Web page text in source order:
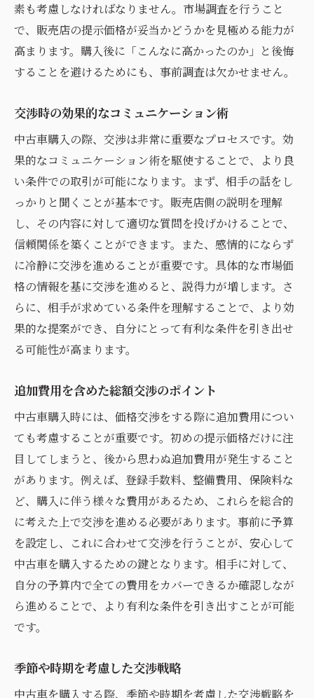
素も考慮しなければなりません。市場調査を行うこと
で、販売店の提示価格が妥当かどうかを見極める能力が
高まります。購入後に「こんなに高かったのか」と後悔
することを避けるためにも、事前調査は欠かせません。
交渉時の効果的なコミュニケーション術
中古車購入の際、交渉は非常に重要なプロセスです。効
果的なコミュニケーション術を駆使することで、より良
い条件での取引が可能になります。まず、相手の話をし
っかりと聞くことが基本です。販売店側の説明を理解
し、その内容に対して適切な質問を投げかけることで、
信頼関係を築くことができます。また、感情的にならず
に冷静に交渉を進めることが重要です。具体的な市場価
格の情報を基に交渉を進めると、説得力が増します。さ
らに、相手が求めている条件を理解することで、より効
果的な提案ができ、自分にとって有利な条件を引き出せ
る可能性が高まります。
追加費用を含めた総額交渉のポイント
中古車購入時には、価格交渉をする際に追加費用につい
ても考慮することが重要です。初めの提示価格だけに注
目してしまうと、後から思わぬ追加費用が発生すること
があります。例えば、登録手数料、整備費用、保険料な
ど、購入に伴う様々な費用があるため、これらを総合的
に考えた上で交渉を進める必要があります。事前に予算
を設定し、これに合わせて交渉を行うことが、安心して
中古車を購入するための鍵となります。相手に対して、
自分の予算内で全ての費用をカバーできるか確認しなが
ら進めることで、より有利な条件を引き出すことが可能
です。
季節や時期を考慮した交渉戦略
中古車を購入する際、季節や時期を考慮した交渉戦略を